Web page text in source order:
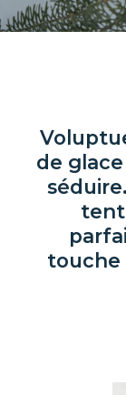
de
touche